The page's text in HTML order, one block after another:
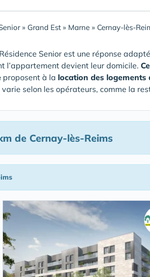
» Grand Est » Marne » Cernay-lès-
Senior est une réponse
l’appartement devient leur domicile.
proposent à la location des logements
selon les opérateurs, comme la
de Cernay-lès-Reims